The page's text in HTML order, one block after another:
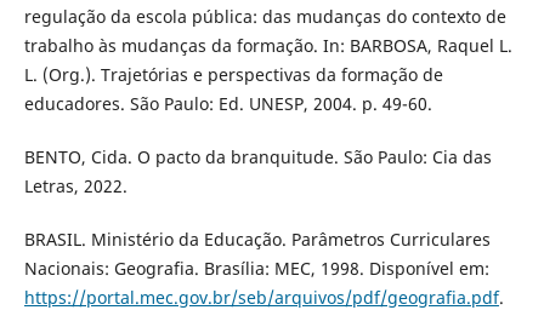
regulação da escola pública: das mudanças do contexto de
trabalho às mudanças da formação. In: BARBOSA, Raquel L.
L. (Org.). Trajetórias e perspectivas da formação de
educadores. São Paulo: Ed. UNESP, 2004. p. 49-60.
BENTO, Cida. O pacto da branquitude. São Paulo: Cia das
Letras, 2022.
BRASIL. Ministério da Educação. Parâmetros Curriculares
Nacionais: Geografia. Brasília: MEC, 1998. Disponível em:
https://portal.mec.gov.br/seb/arquivos/pdf/geografia.pdf.